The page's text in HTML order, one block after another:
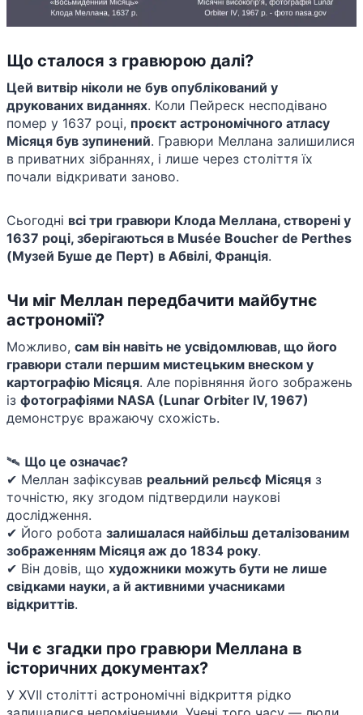
Що сталося з гравюрою далі?
Цей витвір ніколи не був опублікований у
друкованих виданнях. Коли Пейреск несподівано
помер у 1637 році, проєкт астрономічного атласу
Місяця був зупинений. Гравюри Меллана залишилися
в приватних зібраннях, і лише через століття їх
почали відкривати заново.
Сьогодні всі три гравюри Клода Меллана, створені у
1637 році, зберігаються в Musée Boucher de Perthes
(Музей Буше де Перт) в Абвілі, Франція.
Чи міг Меллан передбачити майбутнє
астрономії?
Можливо, сам він навіть не усвідомлював, що його
гравюри стали першим мистецьким внеском у
картографію Місяця. Але порівняння його зображень
із фотографіями NASA (Lunar Orbiter IV, 1967)
демонструє вражаючу схожість.
🛰 Що це означає?
✔ Меллан зафіксував реальний рельєф Місяця з
точністю, яку згодом підтвердили наукові
дослідження.
✔ Його робота залишалася найбільш деталізованим
зображенням Місяця аж до 1834 року.
✔ Він довів, що художники можуть бути не лише
свідками науки, а й активними учасниками
відкриттів.
Чи є згадки про гравюри Меллана в
історичних документах?
У XVII столітті астрономічні відкриття рідко